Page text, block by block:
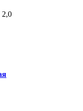
2,0